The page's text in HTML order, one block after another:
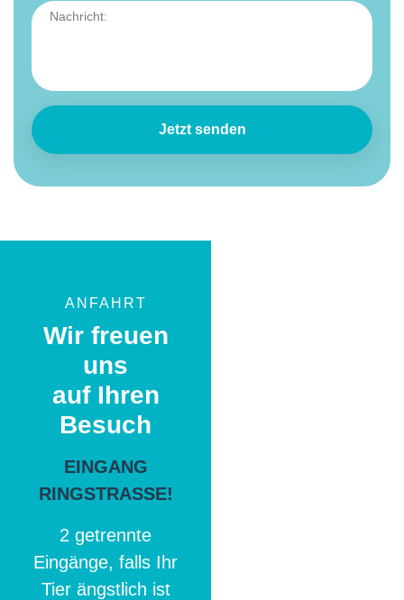
Jetzt senden
ANFAHRT
Wir freuen
uns
auf Ihren
Besuch
EINGANG
RINGSTRASSE!
2 getrennte
Eingänge, falls Ihr
Tier ängstlich ist